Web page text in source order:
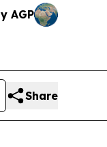
AGP
Share